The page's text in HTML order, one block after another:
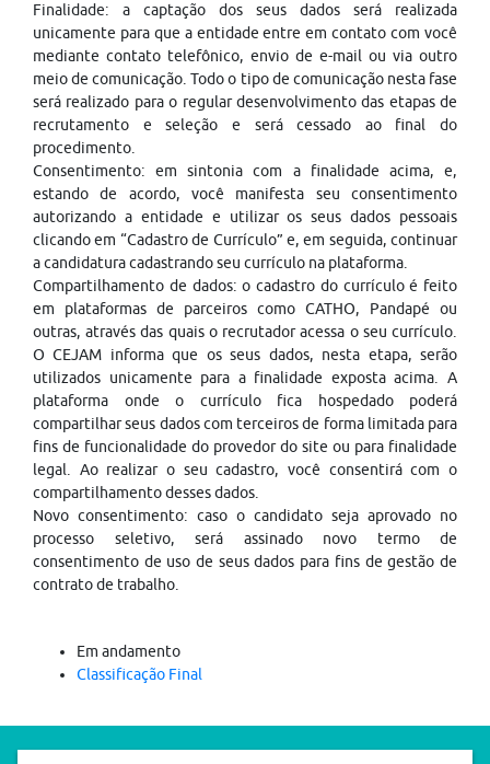
Finalidade: a captação dos seus dados será realizada
unicamente para que a entidade entre em contato com você
mediante contato telefônico, envio de e-mail ou via outro
meio de comunicação. Todo o tipo de comunicação nesta fase
será realizado para o regular desenvolvimento das etapas de
recrutamento e seleção e será cessado ao final do
procedimento.
Consentimento: em sintonia com a finalidade acima, e,
estando de acordo, você manifesta seu consentimento
autorizando a entidade e utilizar os seus dados pessoais
clicando em “Cadastro de Currículo” e, em seguida, continuar
a candidatura cadastrando seu currículo na plataforma.
Compartilhamento de dados: o cadastro do currículo é feito
em plataformas de parceiros como CATHO, Pandapé ou
outras, através das quais o recrutador acessa o seu currículo.
O CEJAM informa que os seus dados, nesta etapa, serão
utilizados unicamente para a finalidade exposta acima. A
plataforma onde o currículo fica hospedado poderá
compartilhar seus dados com terceiros de forma limitada para
fins de funcionalidade do provedor do site ou para finalidade
legal. Ao realizar o seu cadastro, você consentirá com o
compartilhamento desses dados.
Novo consentimento: caso o candidato seja aprovado no
processo seletivo, será assinado novo termo de
consentimento de uso de seus dados para fins de gestão de
contrato de trabalho.
Em andamento
Classificação Final